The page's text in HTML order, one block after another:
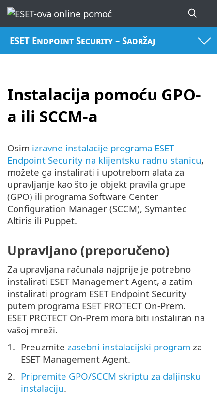
ESET Endpoint Security – Sadržaj
Instalacija pomoću GPO-
a ili SCCM-a
Osim izravne instalacije programa ESET
Endpoint Security na klijentsku radnu stanicu,
možete ga instalirati i upotrebom alata za
upravljanje kao što je objekt pravila grupe
(GPO) ili programa Software Center
Configuration Manager (SCCM), Symantec
Altiris ili Puppet.
Upravljano (preporučeno)
Za upravljana računala najprije je potrebno
instalirati ESET Management Agent, a zatim
instalirati program ESET Endpoint Security
putem programa ESET PROTECT On-Prem.
ESET PROTECT On-Prem mora biti instaliran na
vašoj mreži.
Preuzmite zasebni instalacijski program za
ESET Management Agent.
Pripremite GPO/SCCM skriptu za daljinsku
instalaciju.